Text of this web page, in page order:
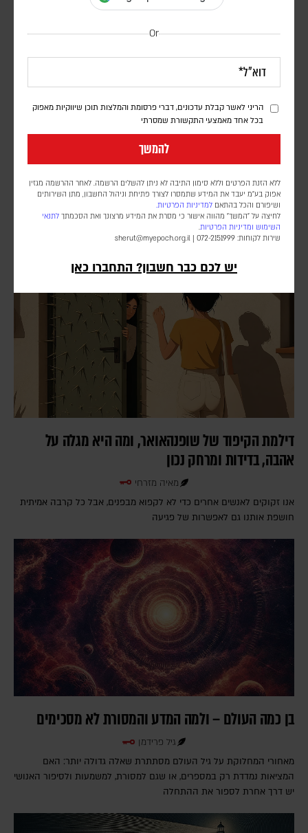
Or
הריני לאשר קבלת עדכונים, דברי פרסומת והמלצות תוכן שיווקיות מאפוק
בכל אחד מאמצעי התקשורת שמסרתי
להמשך
ללא הזנת הפרטים וללא סימון התיבה לא ניתן להשלים הרשמה. לאחר ההרשמה מגזין
אפוק בע״מ יעבד את המידע שתמסרו לצורך פתיחת וניהול החשבון, מתן השירותים
ושיפורם והכל בהתאם למדיניות הפרטיות.
לחיצה על "המשך" מהווה אישור כי מסרת את המידע מרצונך ואת הסכמתך לתנאי
השימוש ומדיניות הפרטיות.
שירות לקוחות: 072-2151999 |
sherut@myepoch.org.il
יש לכם כבר חשבון? התחברו כאן
רנה ז'יראר והסוד האפל של התשוקה האנושית
בר בולנדי
האדם משוכנע שרצונותיו נולדים מתוכו, אבל הפילוסוף הצרפתי רנה ז'יראר
טען שהם נוצרים בתהליך אחר לגמרי – כזה שמסביר גם יריבות, שעירים
לעזאזל ואנטישמיות
דילמת הקיפוד של שופנהאואר, ומה היא מגלה על
אהבה, בדידות ומרחק נכון
מאיה מזרחי
אנו זקוקים לאנשים אחרים כדי לא לקפוא מבפנים, אבל כל קרבה אמיתית
חושפת אותנו גם לאפשרות של פגיעה
בן כמה העולם – ולמה המדע והמסורת לא מסכימים
גיל פרידמן
מאחורי המחלוקת על גיל העולם מסתתרת שאלה גדולה יותר: האם
המציאות נמדדת רק במספרים, או שגם למסורת, למשמעות ולסיפור האנושי
יש דרך אחרת לספור את ההתחלה